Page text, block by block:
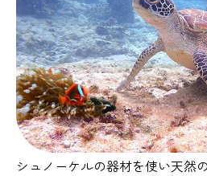
シュノーケルの器材を使い天然